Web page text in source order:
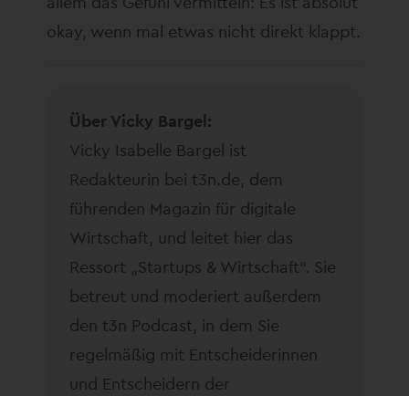
okay, wenn mal etwas nicht direkt klappt.
Über Vicky Bargel:
Vicky Isabelle Bargel ist
Redakteurin bei t3n.de, dem
führenden Magazin für digitale
Wirtschaft, und leitet hier das
Ressort „Startups & Wirtschaft“. Sie
betreut und moderiert außerdem
den t3n Podcast, in dem Sie
regelmäßig mit Entscheiderinnen
und Entscheidern der